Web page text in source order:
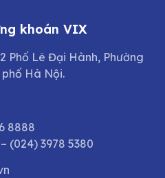
khoán VIX
Phố Lê Đại Hành, Phường
Hà Nội.
8888
– (024) 3978 5380